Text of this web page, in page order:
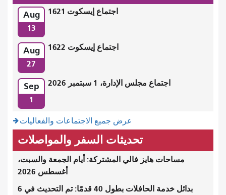
Aug
13
اجتماع إيسكوت 1621
Aug
27
اجتماع إيسكوت 1622
Sep
1
اجتماع مجلس الإدارة، 1 سبتمبر 2026
عرض جميع الاجتماعات والفعاليات
تحديثات السفر والمواصلات
مساحات هايز فالي المشتركة: أيام الجمعة والسبت،
أغسطس 2026
بدائل خدمة الحافلات بطول 40 قدمًا: تم التحديث في 6